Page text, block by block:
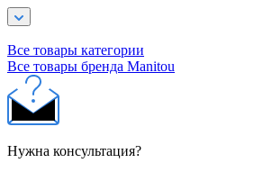
Все товары категории
Все товары бренда Manitou
Нужна консультация?